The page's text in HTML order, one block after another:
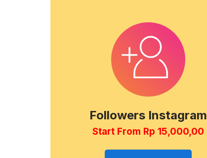
Followers Instagram
Start From Rp 15,000,00